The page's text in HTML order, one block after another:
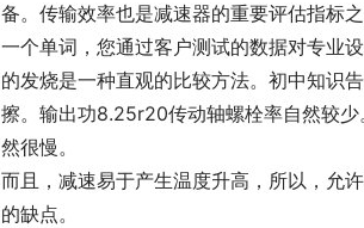
备。传输效率也是减速器的重要评估指标
一个单词，您通过客户测试的数据对专业
的发烧是一种直观的比较方法。初中知识
擦。输出功8.25r20传动轴螺栓率自然较
然很慢。
而且，减速易于产生温度升高，所以，允
的缺点。